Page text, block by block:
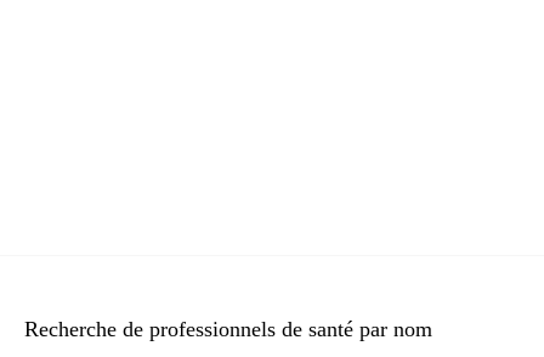
Recherche de professionnels de santé par nom